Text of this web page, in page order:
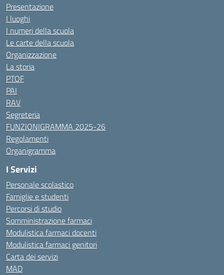
Presentazione
I luoghi
I numeri della scuola
Le carte della scuola
Organizzazione
La storia
PTOF
PAI
RAV
Segreteria
FUNZIONIGRAMMA 2025-26
Regolamenti
Organigramma
I Servizi
Personale scolastico
Famiglie e studenti
Percorsi di studio
Somministrazione farmaci
Modulistica farmaci docenti
Modulistica farmaci genitori
Carta dei servizi
MAD